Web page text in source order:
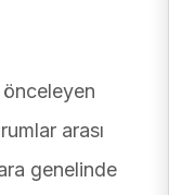
önceleyen
arası
genelinde